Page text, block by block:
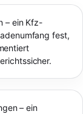
– ein Kfz-
fest,
– ein